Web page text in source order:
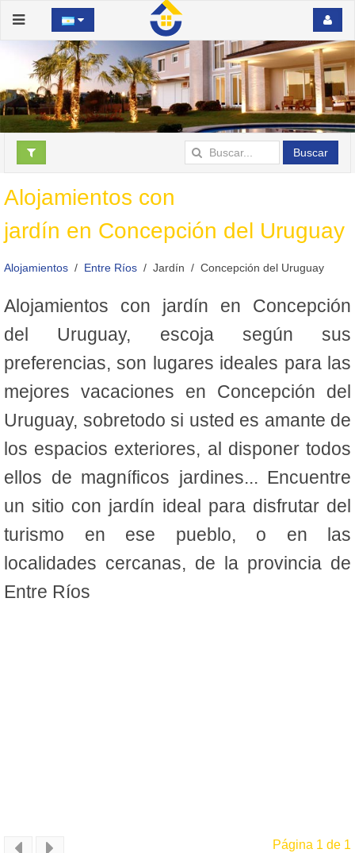
Buscar
Alojamientos con
jardín en Concepción del Uruguay
Alojamientos Entre Ríos Jardín Concepción del Uruguay
Alojamientos con jardín en Concepción
del Uruguay, escoja según sus
preferencias, son lugares ideales para las
mejores vacaciones en Concepción del
Uruguay, sobretodo si usted es amante de
los espacios exteriores, al disponer todos
ellos de magníficos jardines... Encuentre
un sitio con jardín ideal para disfrutar del
turismo en ese pueblo, o en las
localidades cercanas, de la provincia de
Entre Ríos
Página 1 de 1